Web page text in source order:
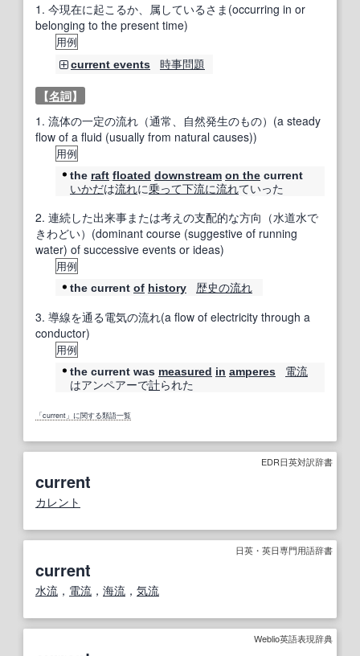
1. 今現在に起こるか、属しているさま(occurring in or
belonging to the present time)
用例
current events
時事問題
【名詞】
1. 流体の一定の流れ（通常、自然発生のもの）(a steady
flow of a fluid (usually from natural causes))
用例
the raft floated downstream on the current
いかだは流れに乗って下流に流れていった
2. 連続した出来事または考えの支配的な方向（水道水で
きわどい）(dominant course (suggestive of running
water) of successive events or ideas)
用例
the current of history 歴史の流れ
3. 導線を通る電気の流れ(a flow of electricity through a
conductor)
用例
the current was measured in amperes
電流
はアンペアーで計られた
「current」に関する類語一覧
EDR日英対訳辞書
current
カレント
日英・英日専門用語辞書
current
水流 ， 電流 ， 海流 ， 気流
Weblio英語表現辞典